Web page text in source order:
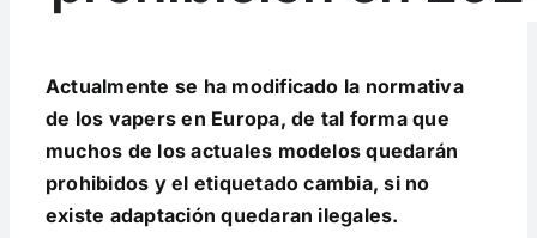
Actualmente se ha modificado la normativa
de los vapers en Europa, de tal forma que
muchos de los actuales modelos quedarán
prohibidos y el etiquetado cambia, si no
existe adaptación quedaran ilegales.